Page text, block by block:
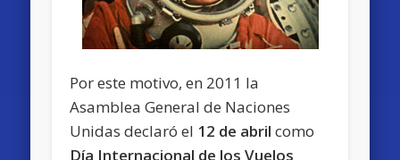
Por este motivo, en 2011 la
Asamblea General de Naciones
Unidas declaró el 12 de abril como
Día Internacional de los Vuelos